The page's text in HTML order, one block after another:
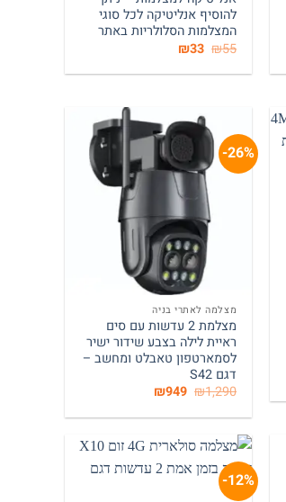
להוסיף אנליטיקה לכל סוגי
המצלמות הסלולריות באתר
₪55 המחיר
היה:
₪33
הוא:
26%-
מצלמה לאתרי בניה
מצלמת 2 עדשות עם סים
ראיית לילה בצבע שידור ישיר
לסמארטפון טאבלט ומחשב –
דגם S42
₪1,290 המחיר
היה:
₪949
הוא:
12%-